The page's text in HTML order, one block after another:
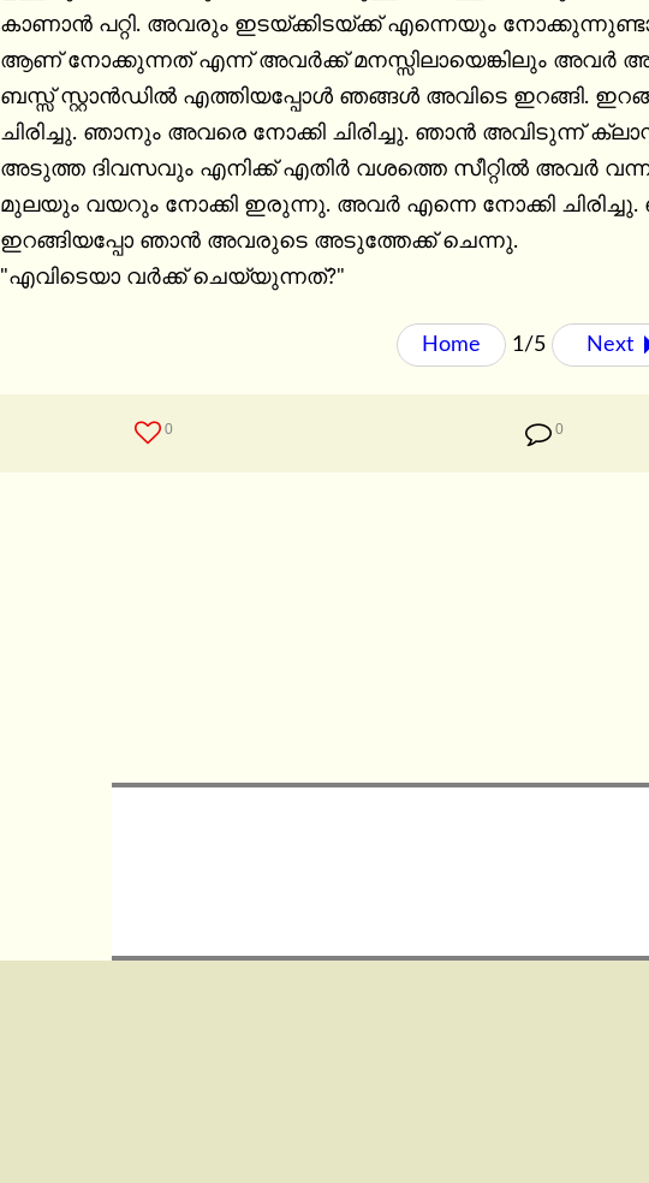
കാണാൻ പറ്റി. അവരും ഇടയ്ക്കിടയ്ക്ക് എന്നെയും
ആണ് നോക്കുന്നത് എന്ന് അവർക്ക് മനസ്സിലായെങ്കിലും അവർ അത്
ബസ്സ് സ്റ്റാൻഡിൽ എത്തിയപ്പോൾ ഞങ്ങൾ അവിടെ ഇറങ്ങി.
ചിരിച്ചു. ഞാനും അവരെ നോക്കി ചിരിച്ചു. ഞാൻ അവിടുന്ന്
അടുത്ത ദിവസവും എനിക്ക് എതിർ വശത്തെ സീറ്റിൽ അവർ
മുലയും വയറും നോക്കി ഇരുന്നു. അവർ എന്നെ നോക്കി ചിരിച്ചു.
ഇറങ്ങിയപ്പോ ഞാൻ അവരുടെ അടുത്തേക്ക് ചെന്നു.
"എവിടെയാ വർക്ക് ചെയ്യുന്നത്?"
Home 1/5 Next
0 0